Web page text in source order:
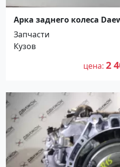
Арка заднего колеса
Краснодар
Запчасти
Кузов
цена 2